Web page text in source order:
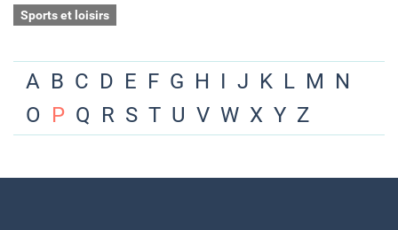
Sports et loisirs
A B C D E F G H I J K L M N
O P Q R S T U V W X Y Z